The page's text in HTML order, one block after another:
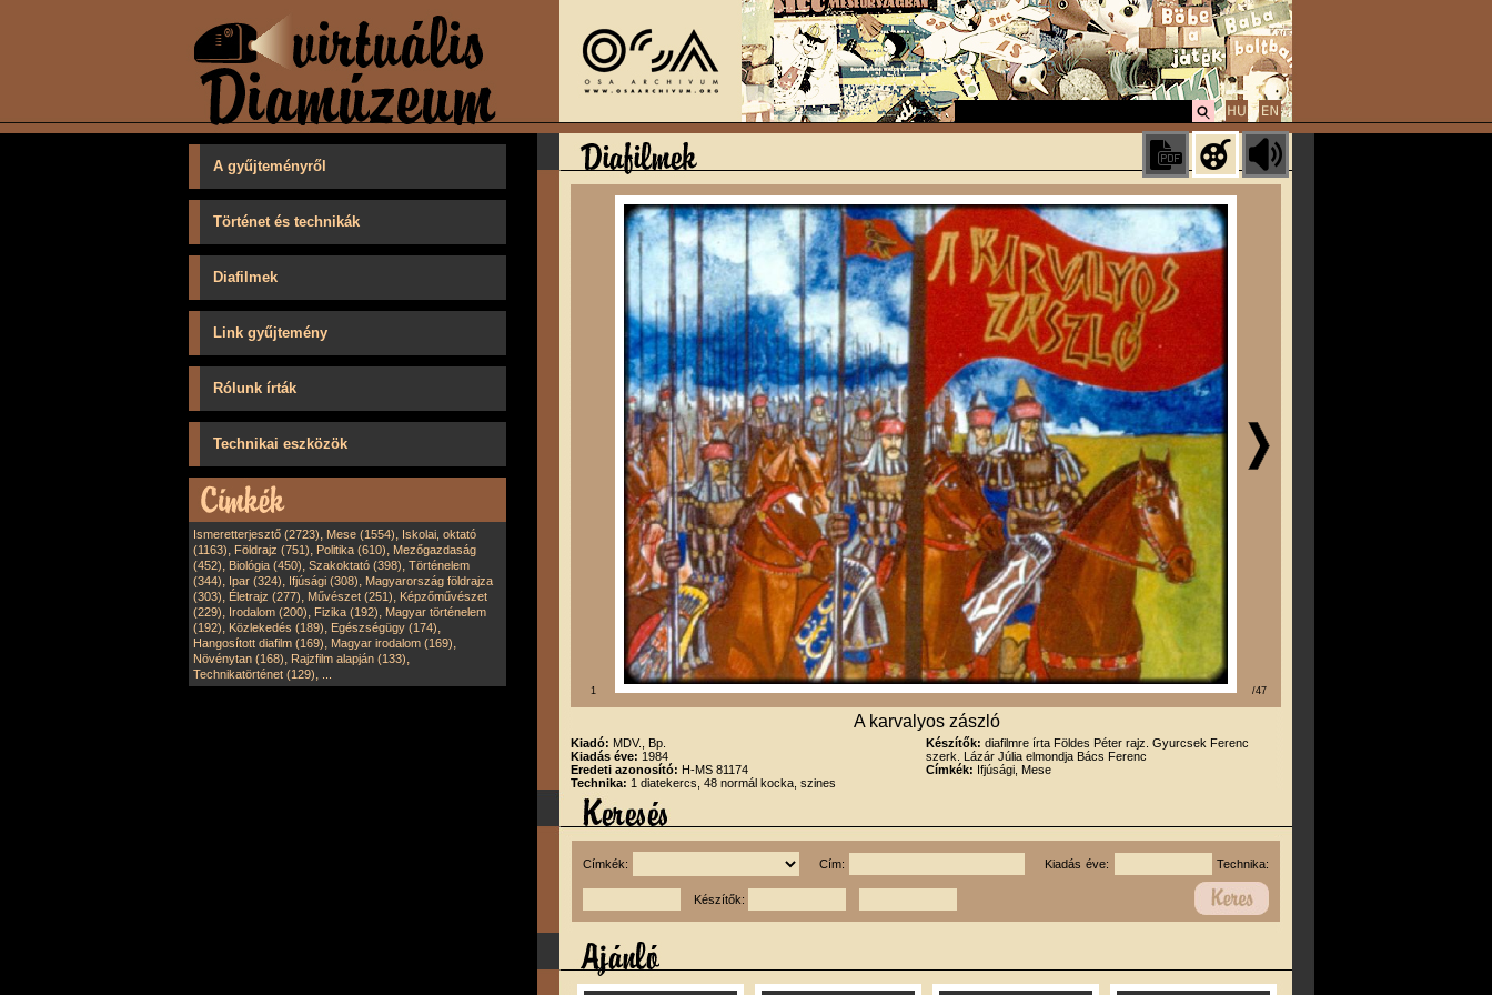
A gyűjteményről
Történet és technikák
Diafilmek
Link gyűjtemény
Rólunk írták
Technikai eszközök
Ismeretterjesztő (2723), Mese (1554), Iskolai, oktató
(1163), Földrajz (751), Politika (610), Mezőgazdaság
(452), Biológia (450), Szakoktató (398), Történelem
(344), Ipar (324), Ifjúsági (308), Magyarország földrajza
(303), Életrajz (277), Művészet (251), Képzőművészet
(229), Irodalom (200), Fizika (192), Magyar történelem
(192), Közlekedés (189), Egészségügy (174),
Hangosított diafilm (169), Magyar irodalom (169),
Növénytan (168), Rajzfilm alapján (133),
Technikatörténet (129),
1 /47
A karvalyos zászló
Kiadó: MDV., Bp.
Kiadás éve: 1984
Eredeti azonosító: H-MS 81174
Technika: 1 diatekercs, 48 normál kocka, szines
Készítők: diafilmre írta Földes Péter rajz. Gyurcsek Ferenc
szerk. Lázár Júlia elmondja Bács Ferenc
Címkék: Ifjúsági, Mese
Címkék: Cím: Kiadás éve: Technika:
Készítők: